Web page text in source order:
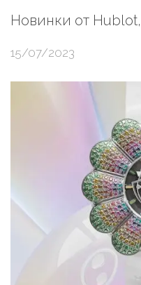
Новинки от Hublot,
15/07/2023